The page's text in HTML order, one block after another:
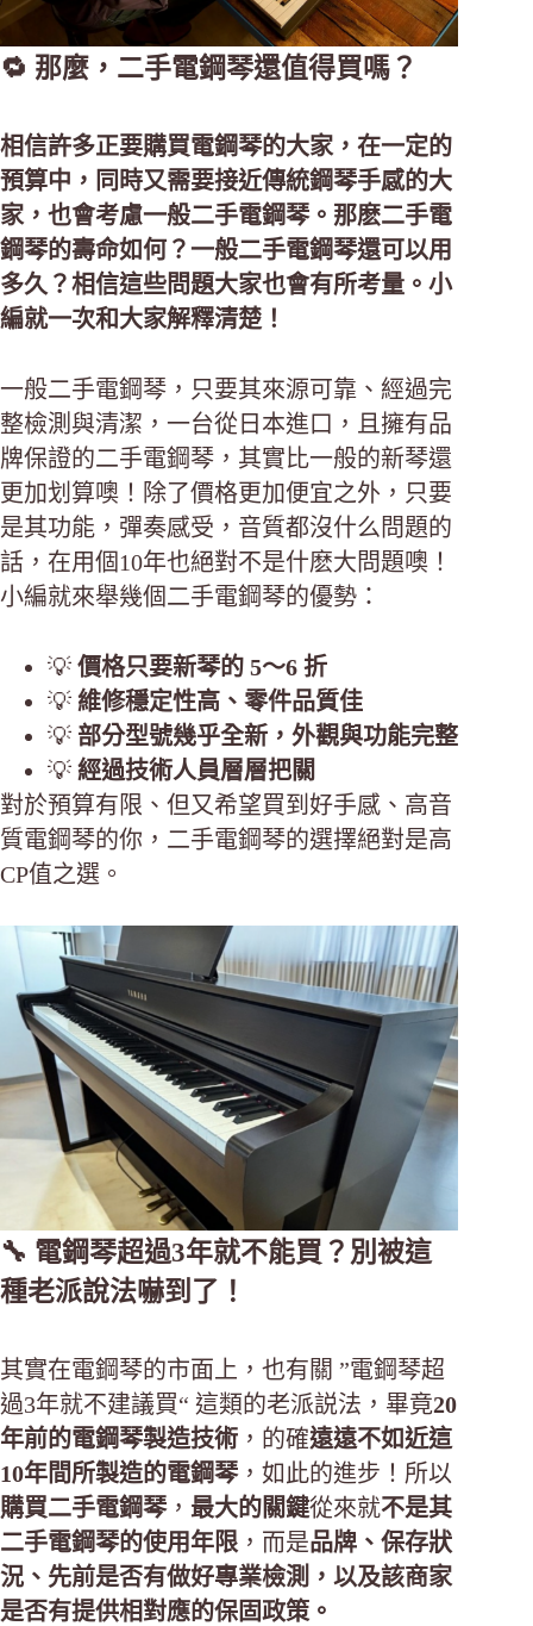
🔁 那麼，二手電鋼琴還值得買嗎？
相信許多正要購買電鋼琴的大家，在一定的
預算中，同時又需要接近傳統鋼琴手感的大
家，也會考慮一般二手電鋼琴。那麽二手電
鋼琴的壽命如何？一般二手電鋼琴還可以用
多久？相信這些問題大家也會有所考量。小
編就一次和大家解釋清楚！
一般二手電鋼琴，只要其來源可靠、經過完
整檢測與清潔，一台從日本進口，且擁有品
牌保證的二手電鋼琴，其實比一般的新琴還
更加划算噢！除了價格更加便宜之外，只要
是其功能，彈奏感受，音質都沒什么問題的
話，在用個10年也絕對不是什麽大問題噢！
小編就來舉幾個二手電鋼琴的優勢：
💡 價格只要新琴的 5～6 折
💡 維修穩定性高、零件品質佳
💡 部分型號幾乎全新，外觀與功能完整
💡 經過技術人員層層把關
對於預算有限、但又希望買到好手感、高音
質電鋼琴的你，二手電鋼琴的選擇絕對是高
CP值之選。
🔧 電鋼琴超過3年就不能買？別被這
種老派說法嚇到了！
其實在電鋼琴的市面上，也有關 ”電鋼琴超
過3年就不建議買“ 這類的老派説法，畢竟20
年前的電鋼琴製造技術 ，的確遠遠不如近這
10年間所製造的電鋼琴，如此的進步！所以
購買二手電鋼琴， 最大的關鍵從來就不是其
二手電鋼琴的使用年限 ，而是品牌、保存狀
況、先前是否有做好專業檢測，以及該商家
是否有提供相對應的保固政策。